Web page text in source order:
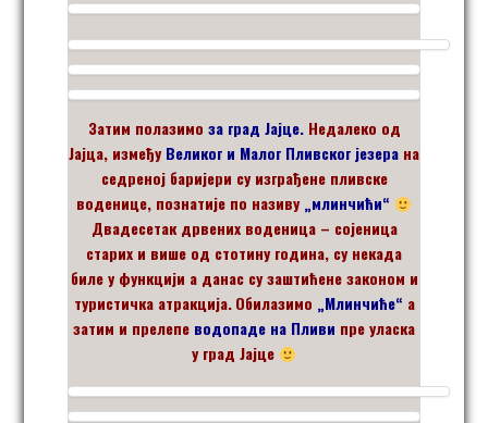
Затим полазимо за град Јајце.Недалеко од
Јајца, између Великог и Малог Пливског језера на
седреној баријери су изграђене пливске
воденице, познатије по називу „млинчићи“
Двадесетак дрвених воденица – сојеница
старих и више од стотину година, су некада
биле у функцији а данас су заштићене законом и
туристичка атракција. Обилазимо „Млинчиће“ а
затим и прелепе водопаде на Пливи пре уласка
у град Јајце